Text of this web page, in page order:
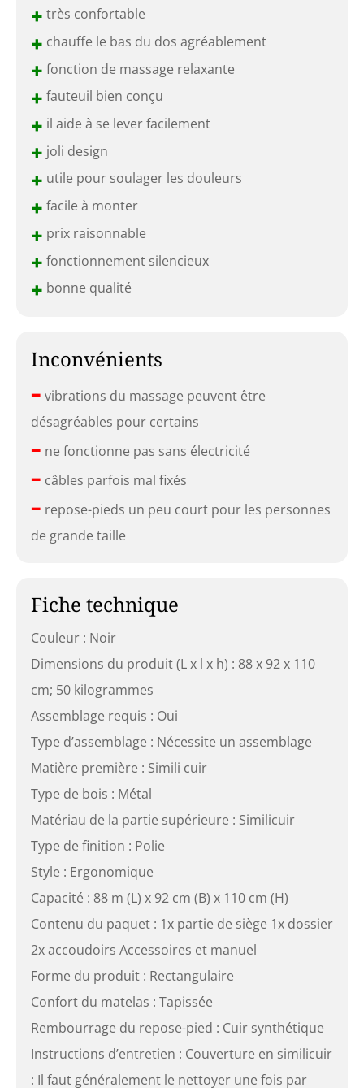
+ très confortable
+ chauffe le bas du dos agréablement
+ fonction de massage relaxante
+ fauteuil bien conçu
+ il aide à se lever facilement
+ joli design
+ utile pour soulager les douleurs
+ facile à monter
+ prix raisonnable
+ fonctionnement silencieux
+ bonne qualité
Inconvénients
– vibrations du massage peuvent être
désagréables pour certains
– ne fonctionne pas sans électricité
– câbles parfois mal fixés
– repose-pieds un peu court pour les personnes
de grande taille
Fiche technique
Couleur : Noir
Dimensions du produit (L x l x h) : 88 x 92 x 110
cm; 50 kilogrammes
Assemblage requis : Oui
Type d’assemblage : Nécessite un assemblage
Matière première : Simili cuir
Type de bois : Métal
Matériau de la partie supérieure : Similicuir
Type de finition : Polie
Style : Ergonomique
Capacité : 88 m (L) x 92 cm (B) x 110 cm (H)
Contenu du paquet : 1x partie de siège 1x dossier
2x accoudoirs Accessoires et manuel
Forme du produit : Rectangulaire
Confort du matelas : Tapissée
Rembourrage du repose-pied : Cuir synthétique
Instructions d’entretien : Couverture en similicuir
: Il faut généralement le nettoyer une fois par